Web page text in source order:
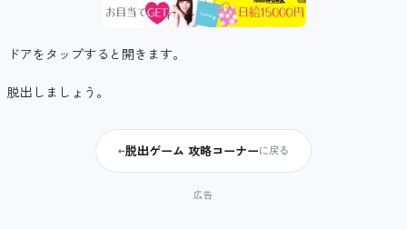
ドアをタップすると開きます。
脱出しましょう。
←脱出ゲーム 攻略コーナーに戻る